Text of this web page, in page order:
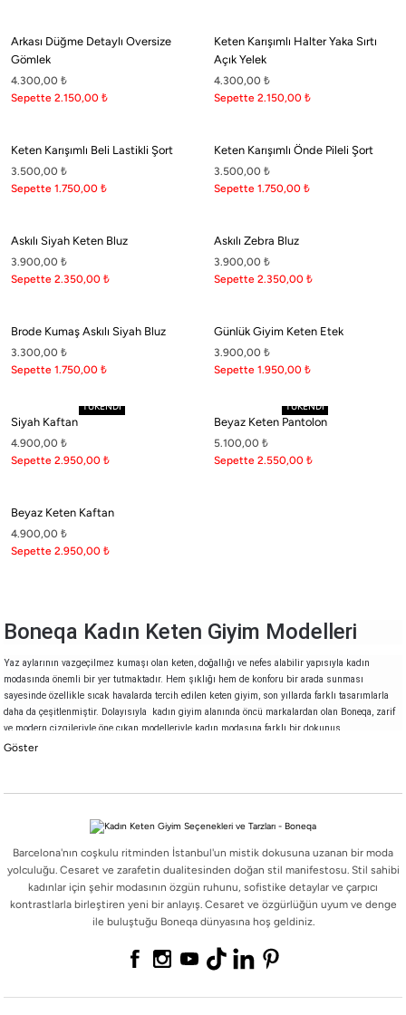
Arkası Düğme Detaylı Oversize
Gömlek
4.300,00 ₺
Sepette 2.150,00 ₺
Keten Karışımlı Halter Yaka Sırtı
Açık Yelek
4.300,00 ₺
Sepette 2.150,00 ₺
Keten Karışımlı Beli Lastikli Şort
3.500,00 ₺
Sepette 1.750,00 ₺
Keten Karışımlı Önde Pileli Şort
3.500,00 ₺
Sepette 1.750,00 ₺
Askılı Siyah Keten Bluz
3.900,00 ₺
Sepette 2.350,00 ₺
Askılı Zebra Bluz
3.900,00 ₺
Sepette 2.350,00 ₺
Brode Kumaş Askılı Siyah Bluz
3.300,00 ₺
Sepette 1.750,00 ₺
Günlük Giyim Keten Etek
3.900,00 ₺
Sepette 1.950,00 ₺
TÜKENDİ
Siyah Kaftan
4.900,00 ₺
Sepette 2.950,00 ₺
TÜKENDİ
Beyaz Keten Pantolon
5.100,00 ₺
Sepette 2.550,00 ₺
Beyaz Keten Kaftan
4.900,00 ₺
Sepette 2.950,00 ₺
Boneqa Kadın Keten Giyim Modelleri
Yaz aylarının vazgeçilmez kumaşı olan keten, doğallığı ve nefes alabilir yapısıyla kadın
modasında önemli bir yer tutmaktadır. Hem şıklığı hem de konforu bir arada sunması
sayesinde özellikle sıcak havalarda tercih edilen keten giyim, son yıllarda farklı tasarımlarla
daha da çeşitlenmiştir. Dolayısıyla kadın giyim alanında öncü markalardan olan Boneqa, zarif
ve modern çizgileriyle öne çıkan modelleriyle kadın modasına farklı bir dokunuş
getirmektedir.
alternatifleriyle gardıropların en işlevsel parçalarından biri haline gelmektedir.
Ek olarak, kendi stilini oluşturmak isteyen kadınlar için boneqa.com olarak
kadın giyim çeşitleri
da zenginleştirilmiş ürünlere ev sahipliği yapmaktadır.
Kadın Keten Pantolon & Kadın Keten
Gömlek Modelleri
Barcelona'nın coşkulu ritminden İstanbul'un mistik dokusuna uzanan bir moda
yolculuğu. Cesaret ve zarafetin dualitesinden doğan stil manifestosu. Stil sahibi
kadınlar için şehir modasının özgün ruhunu, sofistike detaylar ve çarpıcı
kontrastlarla birleştiren yeni bir anlayış. Cesaret ve özgürlüğün uyum ve denge
ile buluştuğu Boneqa dünyasına hoş geldiniz.